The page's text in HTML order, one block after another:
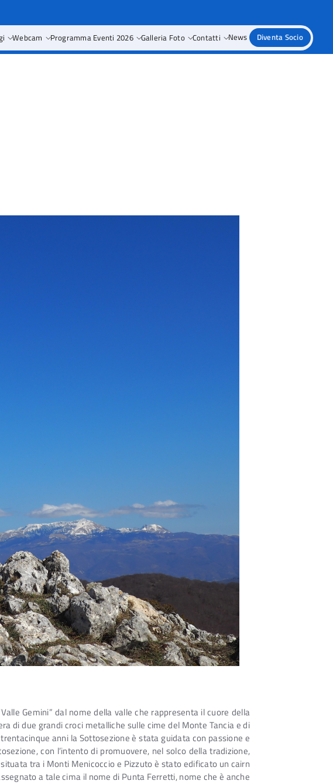
Webcam Programma Eventi 2026 Galleria Foto Contatti News Diventa Socio
Gemini” dal nome della valle che rappresenta il cuore della
di due grandi croci metalliche sulle cime del Monte Tancia e di
anni la Sottosezione è stata guidata con passione e
con l’intento di promuovere, nel solco della tradizione,
tra i Monti Menicoccio e Pizzuto è stato edificato un cairn
a tale cima il nome di Punta Ferretti, nome che è anche